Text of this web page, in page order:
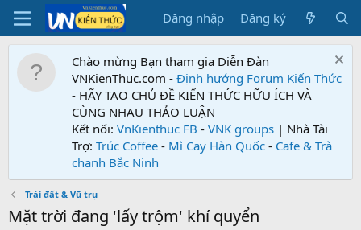
Đăng nhập Đăng ký
Chào mừng Bạn tham gia Diễn Đàn
VNKienThuc.com - Định hướng Forum Kiến Thức
- HÃY TẠO CHỦ ĐỀ KIẾN THỨC HỮU ÍCH VÀ
CÙNG NHAU THẢO LUẬN
Kết nối: VnKienthuc FB - VNK groups | Nhà Tài
Trợ: Trúc Coffee - Mì Cay Hàn Quốc - Cafe & Trà
chanh Bắc Ninh
Trái đất & Vũ trụ
Mặt trời đang 'lấy trộm' khí quyển